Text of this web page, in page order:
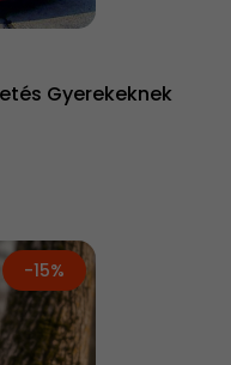
Gyerekeknek
-15%